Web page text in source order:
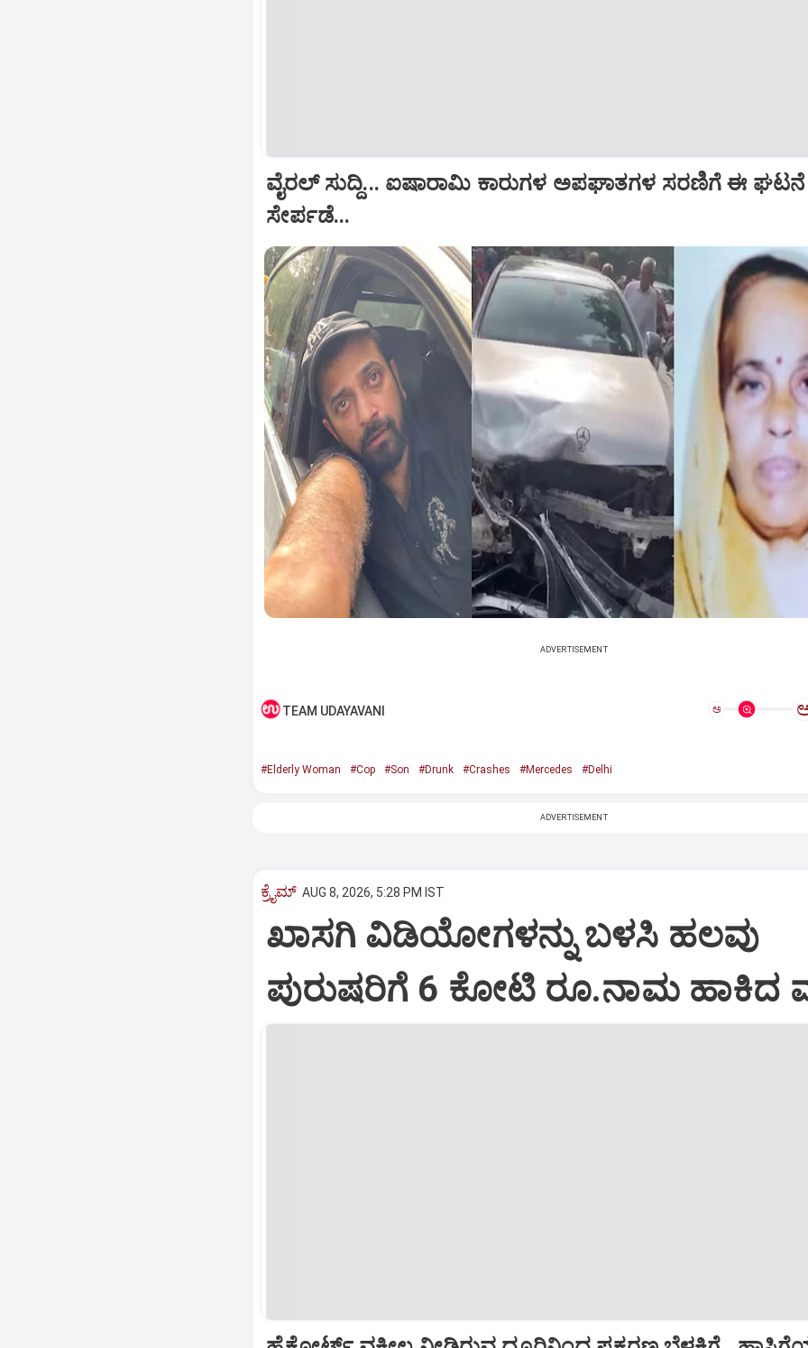
ವೈರಲ್ ಸುದ್ದಿ... ಐಷಾರಾಮಿ ಕಾರುಗಳ ಅಪಘಾತಗಳ ಸರಣಿಗೆ ಈ ಘಟನೆ
ಸೇರ್ಪಡೆ...
ADVERTISEMENT
TEAM UDAYAVANI ಅ
#Elderly Woman #Cop #Son #Drunk #Crashes #Mercedes #Delhi
ADVERTISEMENT
ಕ್ರೈಮ್ AUG 8, 2026, 5:28 PM IST
ಖಾಸಗಿ ವಿಡಿಯೋಗಳನ್ನು ಬಳಸಿ ಹಲವು
ಪುರುಷರಿಗೆ 6 ಕೋಟಿ ರೂ.ನಾಮ